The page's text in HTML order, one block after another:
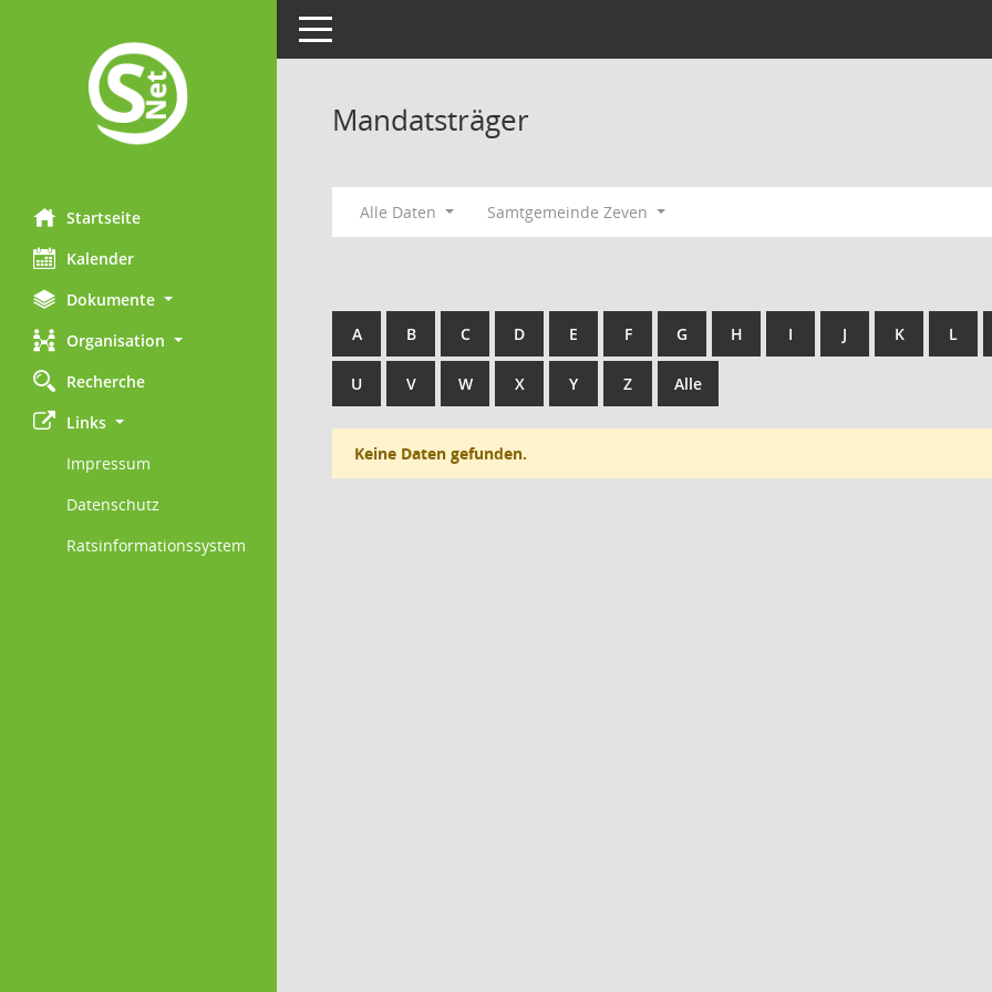
Startseite
Kalender
Dokumente
Organisation
Recherche
Links
Impressum
Datenschutz
Ratsinformationssystem
Toggle navigation
Mandatsträger
Alle Daten Samtgemeinde Zeven
A B C D E F G H I J K L
U V W X Y Z Alle
Keine Daten gefunden.